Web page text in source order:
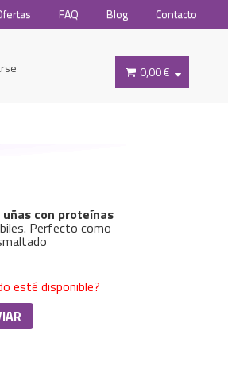
FAQ Blog Contacto
0,00 €
con proteínas
Perfecto como
esté disponible?